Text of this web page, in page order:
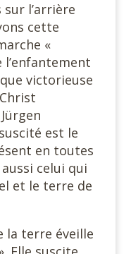
l’arrière
cette
«
victorieuse
est le
en toutes
celui qui
et le terre de
la terre éveille